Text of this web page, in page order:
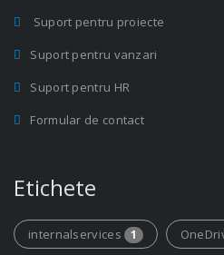
Suport pentru proiecte
Suport pentru vanzari
Suport pentru HR
Formular de contact
Etichete
internalservices 1